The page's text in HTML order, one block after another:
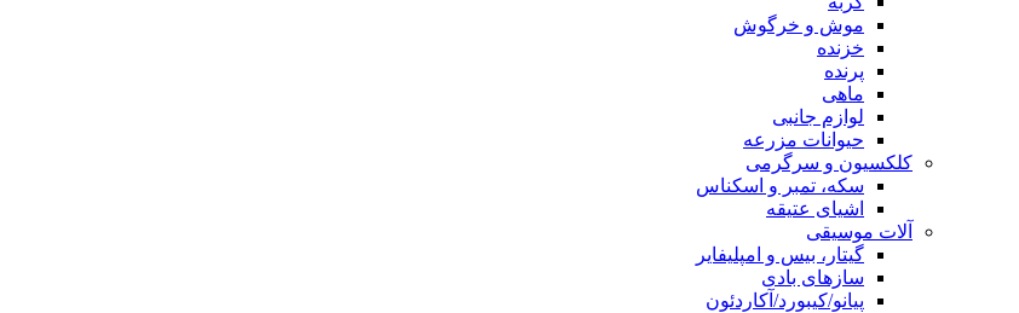
موش و خرگوش
خزنده
پرنده
ماهی
لوازم جانبی
حیوانات مزرعه
کلکسیون و سرگرمی
سکه، تمبر و اسکناس
اشیای عتیقه
آلات موسیقی
گیتار، بیس و امپلیفایر
سازهای بادی
پیانو/کیبورد/آکاردئون